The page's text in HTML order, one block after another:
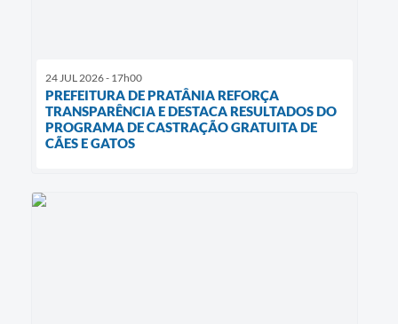
24 JUL 2026 - 17h00
PREFEITURA DE PRATÂNIA REFORÇA
TRANSPARÊNCIA E DESTACA RESULTADOS DO
PROGRAMA DE CASTRAÇÃO GRATUITA DE
CÃES E GATOS